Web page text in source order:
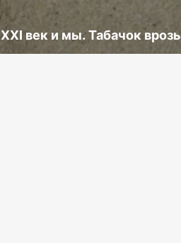
XXI век и мы. Табачок врозь